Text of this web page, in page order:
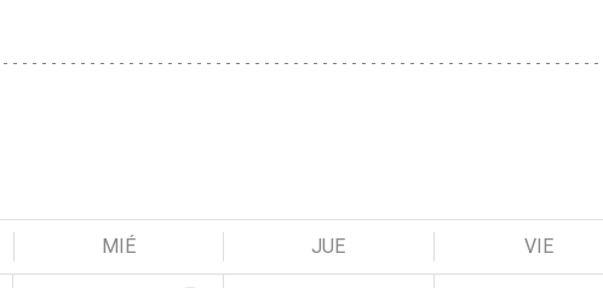
MIÉ JUE VIE